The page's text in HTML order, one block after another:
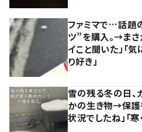
ファミマで…話題
ツ”を購入。→ま
イこと聞いた」「気
り好き」
雪の残る冬の日、
かの生き物→保
状況でしたね」「